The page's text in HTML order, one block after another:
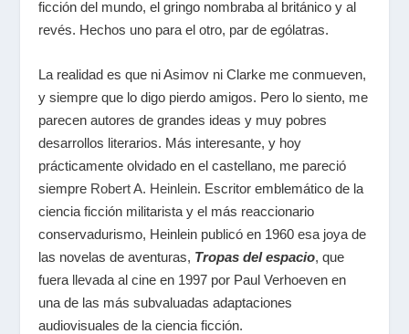
ficción del mundo, el gringo nombraba al británico y al
revés. Hechos uno para el otro, par de ególatras.
La realidad es que ni Asimov ni Clarke me conmueven,
y siempre que lo digo pierdo amigos. Pero lo siento, me
parecen autores de grandes ideas y muy pobres
desarrollos literarios. Más interesante, y hoy
prácticamente olvidado en el castellano, me pareció
siempre Robert A. Heinlein. Escritor emblemático de la
ciencia ficción militarista y el más reaccionario
conservadurismo, Heinlein publicó en 1960 esa joya de
las novelas de aventuras, Tropas del espacio, que
fuera llevada al cine en 1997 por Paul Verhoeven en
una de las más subvaluadas adaptaciones
audiovisuales de la ciencia ficción.